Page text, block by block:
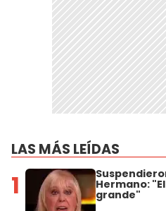
LAS MÁS LEÍDAS
1 Hermano:
grande"